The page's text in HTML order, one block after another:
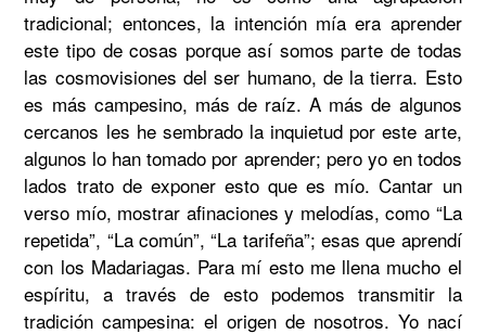
tradicional; entonces, la intención mía era aprender
este tipo de cosas porque así somos parte de todas
las cosmovisiones del ser humano, de la tierra. Esto
es más campesino, más de raíz. A más de algunos
cercanos les he sembrado la inquietud por este arte,
algunos lo han tomado por aprender; pero yo en todos
lados trato de exponer esto que es mío. Cantar un
verso mío, mostrar afinaciones y melodías, como “La
repetida”, “La común”, “La tarifeña”; esas que aprendí
con los Madariagas. Para mí esto me llena mucho el
espíritu, a través de esto podemos transmitir la
tradición campesina: el origen de nosotros. Yo nací